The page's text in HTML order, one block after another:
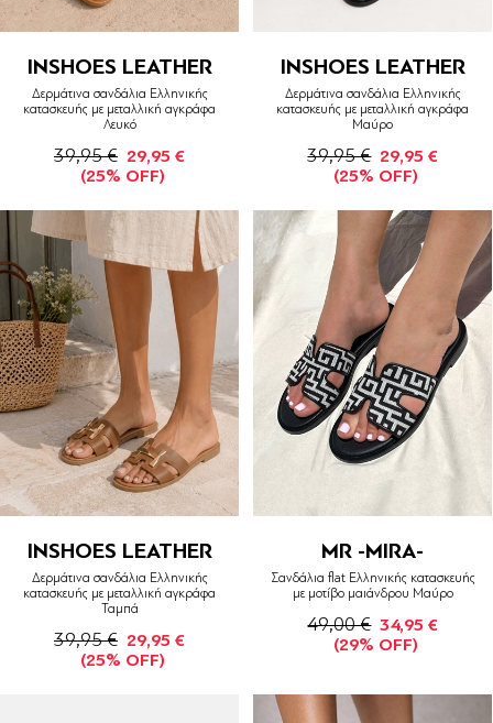
INSHOES LEATHER
Δερμάτινα σανδάλια Ελληνικής
κατασκευής με μεταλλική αγκράφα
Λευκό
39,95 € 29,95 €
(25% OFF)
INSHOES LEATHER
Δερμάτινα σανδάλια Ελληνικής
κατασκευής με μεταλλική αγκράφα
Μαύρο
39,95 € 29,95 €
(25% OFF)
INSHOES LEATHER
Δερμάτινα σανδάλια Ελληνικής
κατασκευής με μεταλλική αγκράφα
Ταμπά
39,95 € 29,95 €
(25% OFF)
MR -MIRA-
Σανδάλια flat Ελληνικής κατασκευής
με μοτίβο μαιάνδρου Μαύρο
49,00 € 34,95 €
(29% OFF)